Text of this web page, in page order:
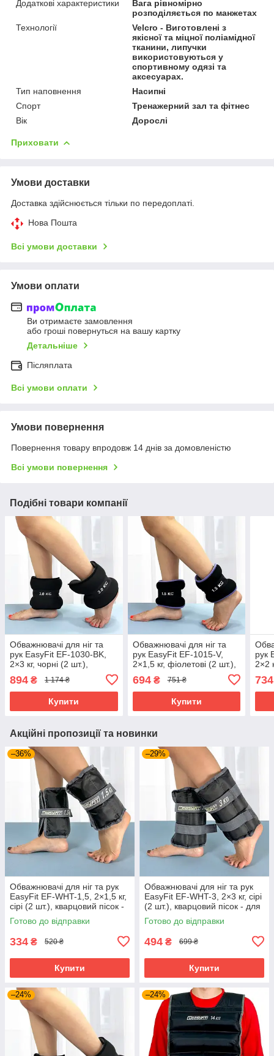
Додаткові характеристики
Вага рівномірно
розподіляється по манжетах
Технології
Velcro - Виготовлені з
якісної та міцної поліамідної
тканини, липучки
використовуються у
спортивному одязі та
аксесуарах.
Тип наповнення
Насипні
Спорт
Тренажерний зал та фітнес
Вік
Дорослі
Приховати
Умови доставки
Доставка здійснюється тільки по передоплаті.
Нова Пошта
Всі умови доставки
Умови оплати
Ви отримаєте замовлення
або гроші повернуться на вашу картку
Детальніше
Післяплата
Всі умови оплати
Умови повернення
Повернення товару впродовж 14 днів за домовленістю
Всі умови повернення
Подібні товари компанії
Обважнювачі для ніг та
рук EasyFit EF-1030-BK,
2×3 кг, чорні (2 шт.),
фітнесу, бігу та аеробіки
894 ₴ 1 174 ₴
Купити
Обважнювачі для ніг та
рук EasyFit EF-1015-V,
2×1,5 кг, фіолетові (2 шт.),
фітнесу, бігу та аеробіки
694₴ 751 ₴
Купити
рук
2×2
734
Акційні пропозиції та новинки
–36%
Обважнювачі для ніг та рук
EasyFit EF-WHT-1,5, 2×1,5 кг,
сірі (2 шт.), кварцовий пісок -
для фітнесу, бігу та аеробіки
Готово до відправки
334 ₴ 520 ₴
Купити
–29%
Обважнювачі для ніг та рук
EasyFit EF-WHT-3, 2×3 кг, сірі
(2 шт.), кварцовий пісок - для
фітнесу, бігу та аеробіки
Готово до відправки
494 ₴ 699 ₴
Купити
–24% –24%